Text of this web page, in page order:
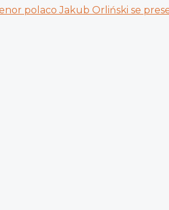
polaco Jakub Orliński se